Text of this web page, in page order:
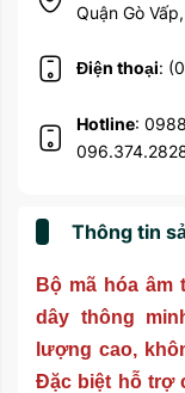
Quận Gò
Điện thoại:
Hotline:
Thông tin
Bộ mã hóa âm
dây thông
lượng cao,
Đặc biệt hỗ trợ